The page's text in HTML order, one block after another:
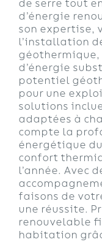
de serre tout
d’énergie
son expertise,
l’installation
d’énergie
potentiel
pour une
solutions
adaptées à
compte la
énergétique
confort
l’année. Avec
faisons de
une réussite.
renouvelable
habitation